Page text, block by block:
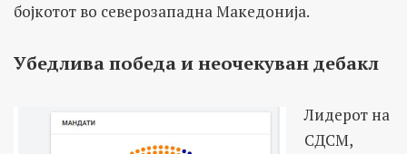
бојкотот во северозападна Македонија.
Убедлива победа и неочекуван дебакл
Лидерот на
СДСМ,